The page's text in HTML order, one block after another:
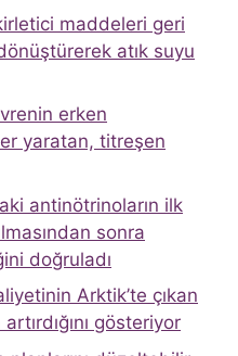
maddeleri geri
atık suyu
erken
yaratan, titreşen
antinötrinoların ilk
sonra
doğruladı
Arktik’te çıkan
gösteriyor